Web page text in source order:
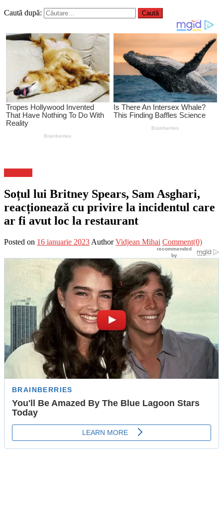
Caută după:
Soțul lui Britney Spears, Sam Asghari,
reacționează cu privire la incidentul care
ar fi avut loc la restaurant
Posted on 16 ianuarie 2023 Author Vidjean Mihai Comment(0)